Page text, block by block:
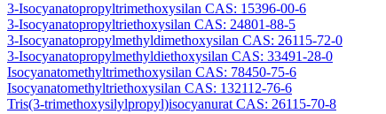
3-Isocyanatopropyltrimethoxysilan CAS: 15396-00-6
3-Isocyanatopropyltriethoxysilan CAS: 24801-88-5
3-Isocyanatopropylmethyldimethoxysilan CAS: 26115-72-0
3-Isocyanatopropylmethyldiethoxysilan CAS: 33491-28-0
Isocyanatomethyltrimethoxysilan CAS: 78450-75-6
Isocyanatomethyltriethoxysilan CAS: 132112-76-6
Tris(3-trimethoxysilylpropyl)isocyanurat CAS: 26115-70-8